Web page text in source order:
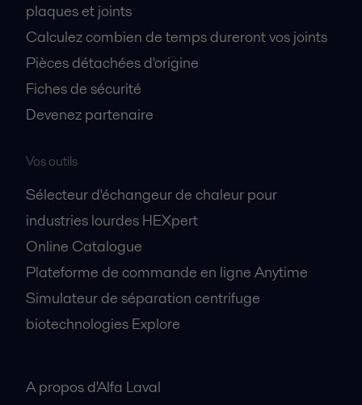
plaques et joints
Calculez combien de temps dureront vos joints
Pièces détachées d'origine
Fiches de sécurité
Devenez partenaire
Vos outils
Sélecteur d'échangeur de chaleur pour
industries lourdes HEXpert
Online Catalogue
Plateforme de commande en ligne Anytime
Simulateur de séparation centrifuge
biotechnologies Explore
A propos d'Alfa Laval